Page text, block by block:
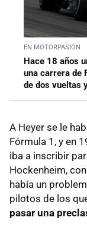
EN MOTORPASIÓN
Hace 18 años
una carrera de
de dos vueltas
A Heyer se le
Fórmula 1, y en
iba a inscribir
Hockenheim,
había un
pilotos de los
pasar una